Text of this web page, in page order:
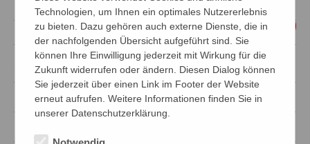
Bestelleinheit
Preiseinheit (PE)
32475-1
1 x 2,50 kg
Technologien, um Ihnen ein optimales Nutzererlebnis
zu bieten. Dazu gehören auch externe Dienste, die in
der nachfolgenden Übersicht aufgeführt sind. Sie
können Ihre Einwilligung jederzeit mit Wirkung für die
Zukunft widerrufen oder ändern. Diesen Dialog können
Sie jederzeit über einen Link im Footer der Website
erneut aufrufen. Weitere Informationen finden Sie in
unserer Datenschutzerklärung.